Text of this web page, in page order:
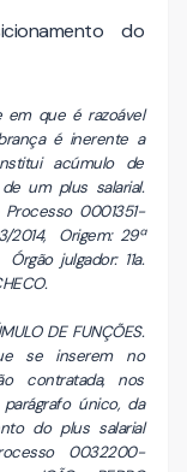
do
em que é razoável
é inerente a
acúmulo de
um plus salarial.
0001351-
2014, Origem: 29ª
julgador: 11a.
DE FUNÇÕES.
se inserem no
contratada, nos
único, da
do plus salarial
0032200-